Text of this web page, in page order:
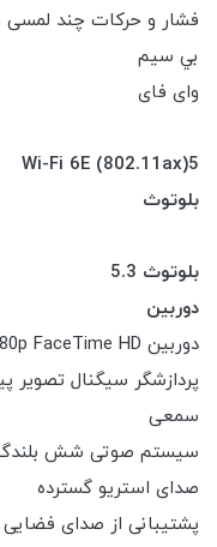
فشار و حرکات چند لمسی
بي سيم
وای فای
Wi-Fi 6E (802.11ax)5
بلوتوث
بلوتوث 5.3
دوربین
دوربین 1080p FaceTime HD
پردازشگر سیگنال تصویر
سمعی
سیستم صوتی شش بلندگو
صدای استریو گسترده
پشتیبانی از صدای